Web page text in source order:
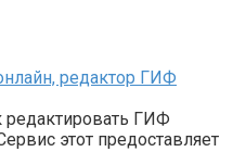
редактор ГИФ
редактировать ГИФ
этот предоставляет